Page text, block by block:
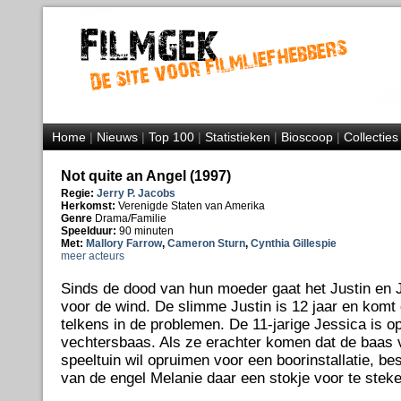
Home|Nieuws|Top 100|Statistieken|Bioscoop|Collecties
Not quite an Angel (1997)
Regie: Jerry P. Jacobs
Herkomst: Verenigde Staten van Amerika
Genre Drama/Familie
Speelduur: 90 minuten
Met: Mallory Farrow, Cameron Sturn, Cynthia Gillespie
meer acteurs
Sinds de dood van hun moeder gaat het Justin en
voor de wind. De slimme Justin is 12 jaar en komt
telkens in de problemen. De 11-jarige Jessica is
vechtersbaas. Als ze erachter komen dat de baas
speeltuin wil opruimen voor een boorinstallatie,
van de engel Melanie daar een stokje voor te